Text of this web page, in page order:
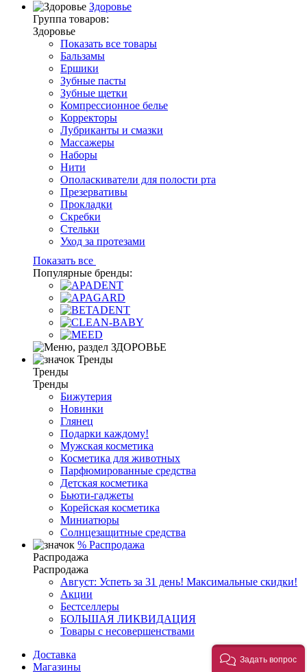
Здоровье
Группа товаров:
Здоровье
Показать все товары
Бальзамы
Ершики
Зубные пасты
Зубные щетки
Компрессионное белье
Корректоры
Лубриканты и смазки
Массажеры
Наборы
Нити
Ополаскиватели для полости рта
Презервативы
Прокладки
Скребки
Стельки
Уход за протезами
Показать все
Популярные бренды:
Тренды
Тренды
Тренды
Бижутерия
Новинки
Глянец
Подарки каждому!
Мужская косметика
Косметика для животных
Парфюмированные средства
Детская косметика
Бьюти-гаджеты
Корейская косметика
Миниатюры
Солнцезащитные средства
% Распродажа
Распродажа
Распродажа
Август: Успеть за 31 день! Максимальные скидки!
Акции
Бестселлеры
БОЛЬШАЯ ЛИКВИДАЦИЯ
Товары с несовершенствами
Доставка
Магазины
Задать вопрос